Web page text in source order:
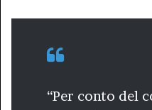
“Per conto del